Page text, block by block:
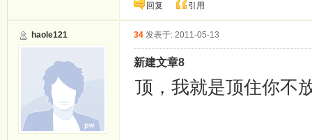
回复 引用
haole121 34 发表于: 2011-05-13
新建文章8
顶，我就是顶住你不